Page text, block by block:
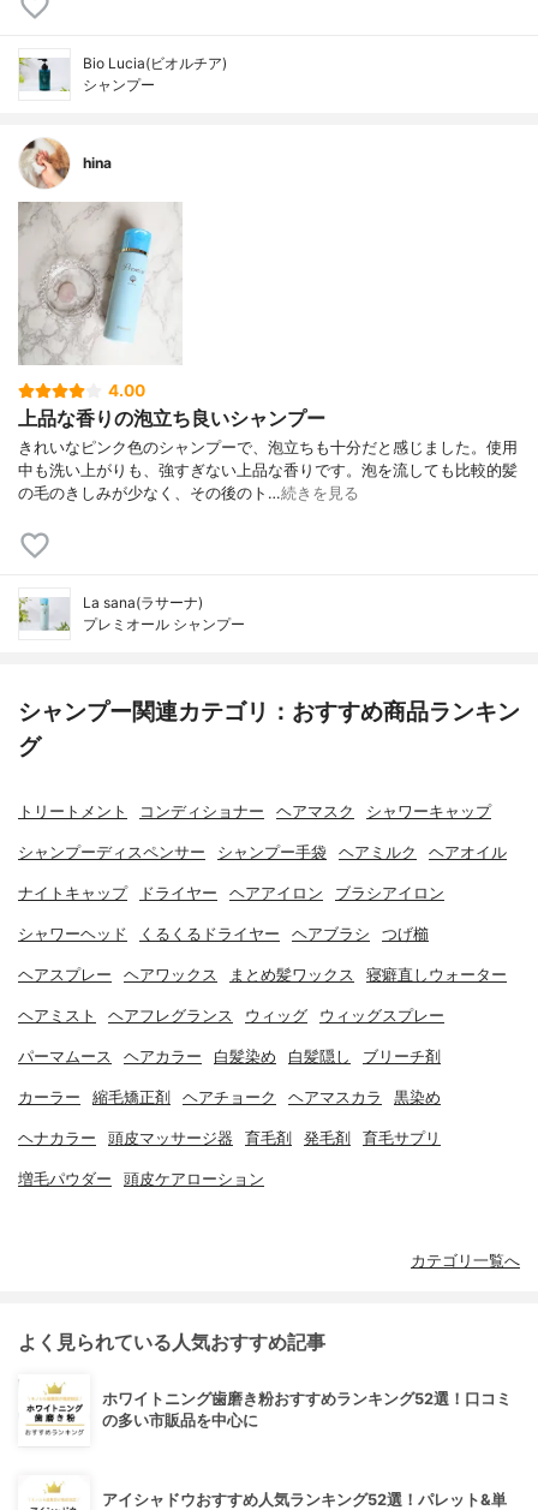
Bio Lucia(ビオルチア)
シャンプー
hina
4.00
上品な香りの泡立ち良いシャンプー
きれいなピンク色のシャンプーで、泡立ちも十分だと感じました。使用
中も洗い上がりも、強すぎない上品な香りです。泡を流しても比較的髪
の毛のきしみが少なく、その後のト…続きを見る
La sana(ラサーナ)
プレミオール シャンプー
シャンプー関連カテゴリ：おすすめ商品ランキン
グ
トリートメント コンディショナー ヘアマスク シャワーキャップ
シャンプーディスペンサー シャンプー手袋 ヘアミルク ヘアオイル
ナイトキャップ ドライヤー ヘアアイロン ブラシアイロン
シャワーヘッド くるくるドライヤー ヘアブラシ つげ櫛
ヘアスプレー ヘアワックス まとめ髪ワックス 寝癖直しウォーター
ヘアミスト ヘアフレグランス ウィッグ ウィッグスプレー
パーマムース ヘアカラー 白髪染め 白髪隠し ブリーチ剤
カーラー 縮毛矯正剤 ヘアチョーク ヘアマスカラ 黒染め
ヘナカラー 頭皮マッサージ器 育毛剤 発毛剤 育毛サプリ
増毛パウダー 頭皮ケアローション
カテゴリ一覧へ
よく見られている人気おすすめ記事
ホワイトニング歯磨き粉おすすめランキング52選！口コミ
の多い市販品を中心に
アイシャドウおすすめ人気ランキング52選！パレット&単